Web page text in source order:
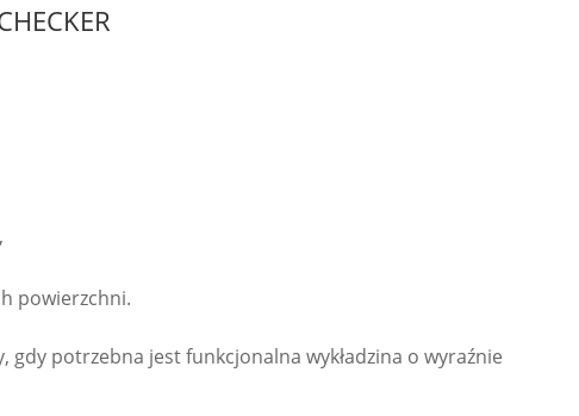
powierzchni.
gdy potrzebna jest funkcjonalna wykładzina o wyraźnie